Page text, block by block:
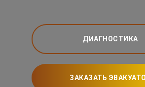
ДИАГНОСТИКА
ЗАКАЗАТЬ